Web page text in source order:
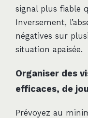
signal plus fiable
Inversement,
négatives sur
situation apaisée.
Organiser des
efficaces, de
Prévoyez au